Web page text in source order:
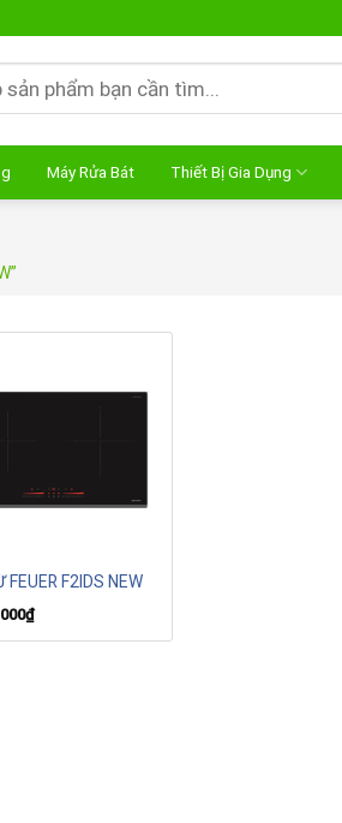
Máy Rửa Bát Thiết Bị Gia Dụng
FEUER F2IDS NEW
₫